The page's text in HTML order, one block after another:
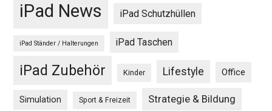
iPad News iPad Schutzhüllen
iPad Ständer / Halterungen iPad Taschen
iPad Zubehör Kinder Lifestyle Office
Simulation Sport & Freizeit Strategie & Bildung